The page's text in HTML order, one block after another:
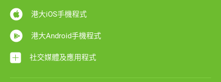
港大iOS手機程式
港大Android手機程式
社交媒體及應用程式